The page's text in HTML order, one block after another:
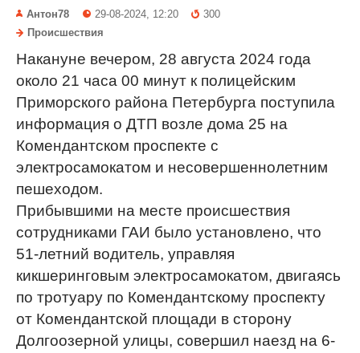
Антон78 29-08-2024, 12:20
300
Происшествия
Накануне вечером, 28 августа 2024 года
около 21 часа 00 минут к полицейским
Приморского района Петербурга поступила
информация о ДТП возле дома 25 на
Комендантском проспекте с
электросамокатом и несовершеннолетним
пешеходом.
Прибывшими на месте происшествия
сотрудниками ГАИ было установлено, что
51-летний водитель, управляя
кикшеринговым электросамокатом, двигаясь
по тротуару по Комендантскому проспекту
от Комендантской площади в сторону
Долгоозерной улицы, совершил наезд на 6-